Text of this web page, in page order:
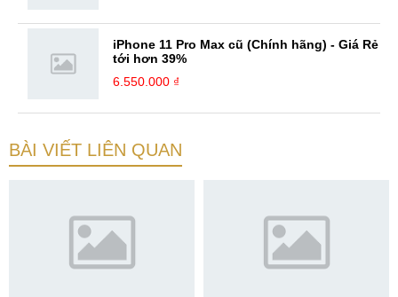
iPhone 11 Pro Max cũ (Chính hãng) - Giá Rẻ
tới hơn 39%
6.550.000 ₫
BÀI VIẾT LIÊN QUAN